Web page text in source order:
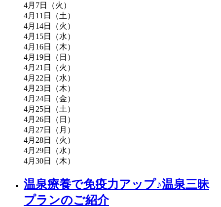
4月7日（火）
4月11日（土）
4月14日（火）
4月15日（水）
4月16日（木）
4月19日（日）
4月21日（火）
4月22日（水）
4月23日（木）
4月24日（金）
4月25日（土）
4月26日（日）
4月27日（月）
4月28日（火）
4月29日（水）
4月30日（木）
温泉療養で免疫力アップ♪温泉三昧
プランのご紹介